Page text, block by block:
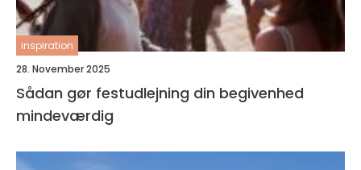
inspiration
28. November 2025
Sådan gør festudlejning din begivenhed
mindeværdig